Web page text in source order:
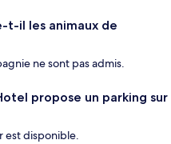
t-il les animaux de
ne sont pas admis.
propose un parking sur
est disponible.